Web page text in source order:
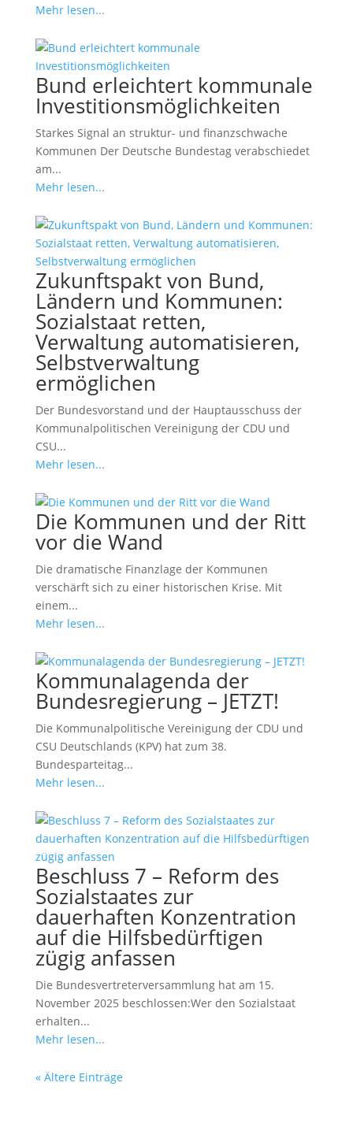
Mehr lesen...
Bund erleichtert kommunale
Investitionsmöglichkeiten
Starkes Signal an struktur- und finanzschwache
Kommunen Der Deutsche Bundestag verabschiedet
am...
Mehr lesen...
Zukunftspakt von Bund,
Ländern und Kommunen:
Sozialstaat retten,
Verwaltung automatisieren,
Selbstverwaltung
ermöglichen
Der Bundesvorstand und der Hauptausschuss der
Kommunalpolitischen Vereinigung der CDU und
CSU...
Mehr lesen...
Die Kommunen und der Ritt
vor die Wand
Die dramatische Finanzlage der Kommunen
verschärft sich zu einer historischen Krise. Mit
einem...
Mehr lesen...
Kommunalagenda der
Bundesregierung – JETZT!
Die Kommunalpolitische Vereinigung der CDU und
CSU Deutschlands (KPV) hat zum 38.
Bundesparteitag...
Mehr lesen...
Beschluss 7 – Reform des
Sozialstaates zur
dauerhaften Konzentration
auf die Hilfsbedürftigen
zügig anfassen
Die Bundesvertreterversammlung hat am 15.
November 2025 beschlossen:Wer den Sozialstaat
erhalten...
Mehr lesen...
« Ältere Einträge